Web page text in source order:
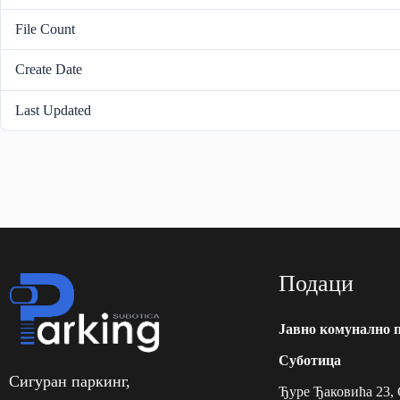
File Count
Create Date
Last Updated
Сигуран паркинг,
Подаци
Jавно комунално
Суботицa
Ђуре Ђаковића 23,